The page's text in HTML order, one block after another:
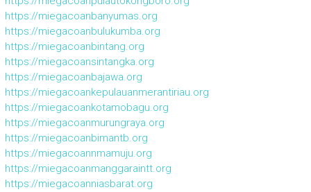
https://miegacoanbanyumas.org
https://miegacoanbulukumba.org
https://miegacoanbintang.org
https://miegacoansintangka.org
https://miegacoanbajawa.org
https://miegacoankepulauanmerantiriau.org
https://miegacoankotamobagu.org
https://miegacoanmurungraya.org
https://miegacoanbimantb.org
https://miegacoannmamuju.org
https://miegacoanmanggaraintt.org
https://miegacoanniasbarat.org